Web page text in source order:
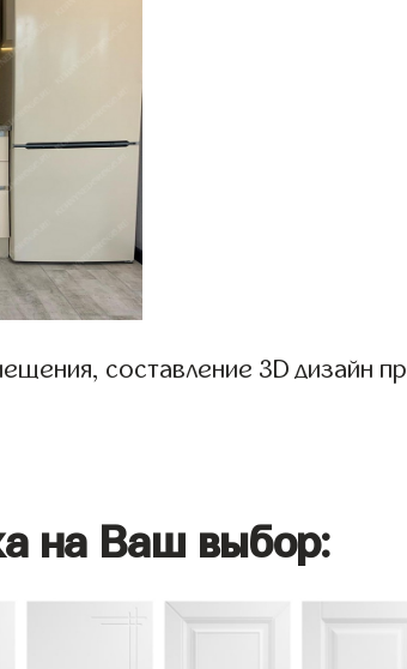
составление 3D дизайн
на Ваш выбор: